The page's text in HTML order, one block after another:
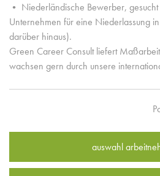
• Niederländische Bewerber,
Unternehmen für eine Niederlassung
darüber hinaus).
Green Career Consult liefert
wachsen gern durch unsere
auswahl